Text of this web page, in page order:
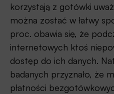
korzystają z gotówki
można zostać w łatwy
proc. obawia się, że
internetowych ktoś
dostęp do ich danych.
badanych przyznało, że
płatności